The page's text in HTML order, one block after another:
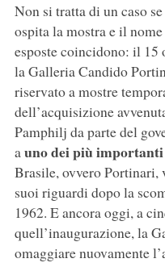
Non si tratta di un caso
ospita la mostra e il
esposte coincidono: il 15
la Galleria Candido
riservato a mostre
dell’acquisizione
Pamphilj da parte del
auno dei più
Brasile, ovvero Portinari,
suoi riguardi dopo la
1962. E ancora oggi, a
quell’inaugurazione, la
omaggiare nuovamente